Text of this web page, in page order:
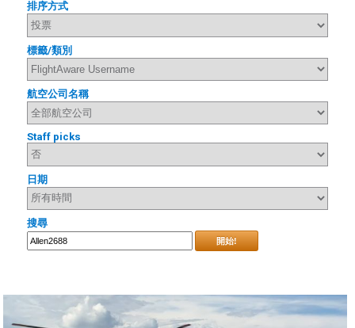
排序方式
標籤/類別
航空公司名稱
Staff picks
日期
搜尋
開始!